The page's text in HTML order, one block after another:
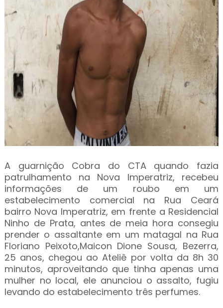
A guarnição Cobra do CTA quando fazia
patrulhamento na Nova Imperatriz, recebeu
informações de um roubo em um
estabelecimento comercial na Rua Ceará
bairro Nova Imperatriz, em frente a Residencial
Ninho de Prata, antes de meia hora consegiu
prender o assaltante em um matagal na Rua
Floriano Peixoto,Maicon Dione Sousa, Bezerra,
25 anos, chegou ao Ateliê por volta da 8h 30
minutos, aproveitando que tinha apenas uma
mulher no local, ele anunciou o assalto, fugiu
levando do estabelecimento três perfumes.